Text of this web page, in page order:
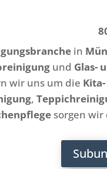
in
und Glas-
wir uns um die
,
sorgen wir